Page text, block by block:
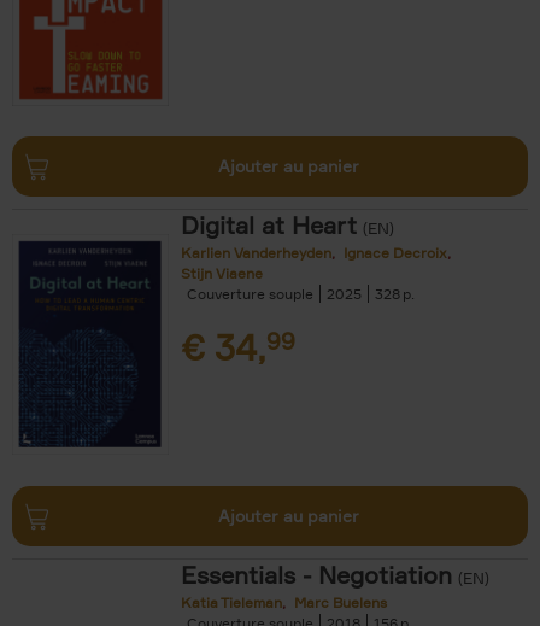
Ajouter au panier
Digital at Heart (EN)
Karlien Vanderheyden
Ignace Decroix
Stijn Viaene
Couverture souple
2025 328
€ 34,99
Ajouter au panier
Essentials - Negotiation (EN)
Katia Tieleman
Marc Buelens